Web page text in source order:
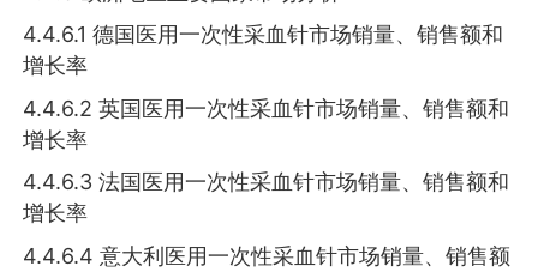
4.4.6.1 德国医用一次性采血针市场销量、销售额和
增长率
4.4.6.2 英国医用一次性采血针市场销量、销售额和
增长率
4.4.6.3 法国医用一次性采血针市场销量、销售额和
增长率
4.4.6.4 意大利医用一次性采血针市场销量、销售额